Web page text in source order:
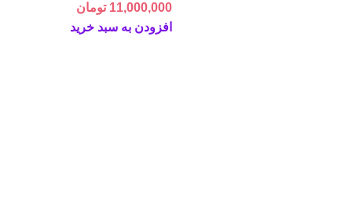
11,000,000 تومان
افزودن به سبد خرید